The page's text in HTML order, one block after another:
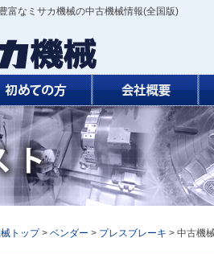
富なミサカ機械の中古機械情報(全国版)
トップ > ベンダー > プレスブレーキ > 中古機